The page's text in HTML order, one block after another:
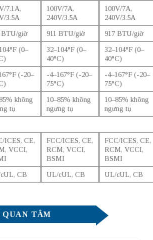
7.1A,
3.5A
100V/7A,
240V/3.5A
100V/7A,
240V/3.5A
BTU/giờ 911 BTU/giờ
917 BTU/giờ
(0–
32–104°F (0–
40°C)
32–104°F (0–
40°C)
(-20–
-4–167°F (-20–
75°C)
-4–167°F (-20–
75°C)
không
tụ
10–85% không
ngưng tụ
10–85% không
ngưng tụ
ICES, CE,
VCCI,
FCC/ICES, CE,
RCM, VCCI,
BSMI
FCC/ICES, CE,
RCM, VCCI,
BSMI
CB UL/cUL, CB UL/cUL, CB
QUAN TÂM